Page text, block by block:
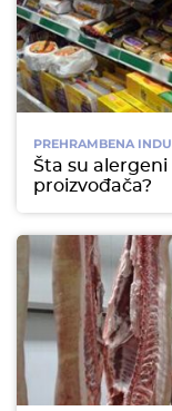
PREHRAMBENA
Šta su
proizvođača?